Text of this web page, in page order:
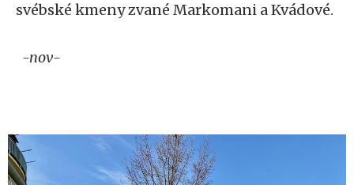
svébské kmeny zvané Markomani a Kvádové.
-nov-